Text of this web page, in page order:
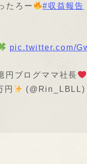
たろー
#収益報告
pic.twitter.com/
ブログママ社長
円
(@Rin_LBLL)